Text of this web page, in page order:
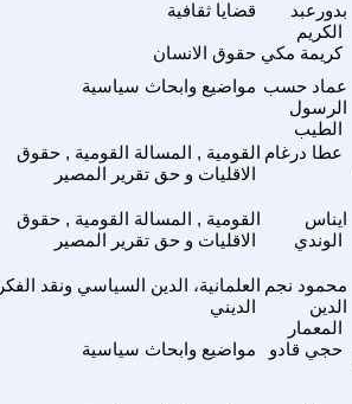
قضايا ثقافية
بدورعبد
الكريم
حقوق الانسان كريمة مكي
مواضيع وابحاث سياسية عماد حسب
الرسول
الطيب
القومية , المسالة القومية , حقوق
الاقليات و حق تقرير المصير
عطا درغام
القومية , المسالة القومية , حقوق
الاقليات و حق تقرير المصير
ايناس
الوندي
العلمانية، الدين السياسي ونقد الفكر
الديني
محمود نجم
الدين
المعمار
مواضيع وابحاث سياسية حجي قادو